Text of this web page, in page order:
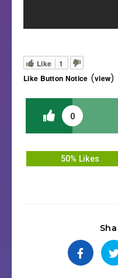
Like 1
Like Button Notice (view)
0
50% Likes